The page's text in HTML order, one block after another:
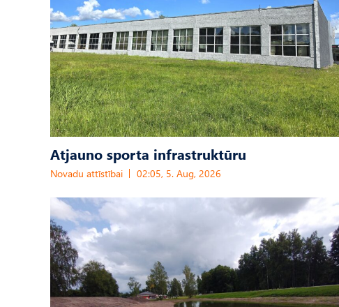
Atjauno sporta infrastruktūru
Novadu attīstībai 02:05, 5. Aug, 2026